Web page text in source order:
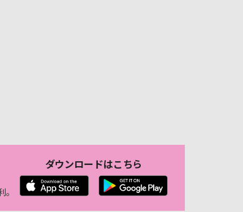
ダウンロードはこちら